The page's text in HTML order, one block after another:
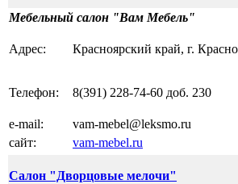
Мебельный салон "Вам Мебель"
Адрес: Красноярский край, г.
Телефон: 8(391) 228-74-60 доб. 230
e-mail:
vam-mebel@leksmo.ru
сайт:
vam-mebel.ru
Салон "Дворцовые мелочи"